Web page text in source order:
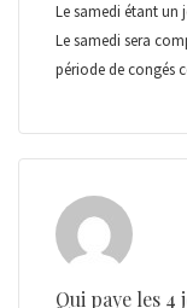
Le samedi étant un
Le samedi sera
période de congés
Qui paye les